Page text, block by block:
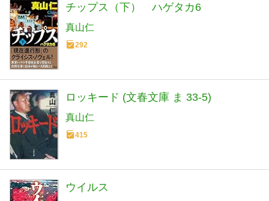
チップス（下） ハゲタカ6
真山仁
292
ロッキード (文春文庫 ま 33-5)
真山仁
415
ウイルス